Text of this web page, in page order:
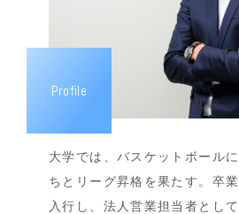
Profile
大学では、バスケットボール
ちとリーグ昇格を果たす。卒
入行し、法人営業担当者とし